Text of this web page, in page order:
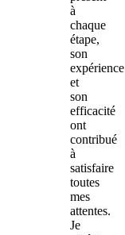
à
chaque
étape,
son
expérience
et
son
efficacité
ont
contribué
à
satisfaire
toutes
mes
attentes.
Je